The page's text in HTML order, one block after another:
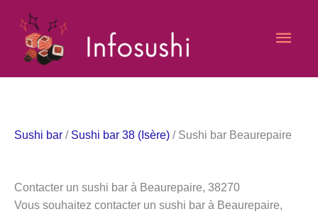
contenu
Sushi bar / Sushi bar 38 (Isère) / Sushi bar Beaurepaire
Contacter un sushi bar à Beaurepaire, 38270
Vous souhaitez contacter un sushi bar à Beaurepaire,